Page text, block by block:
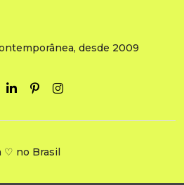
desde 2009
♡ no Brasil